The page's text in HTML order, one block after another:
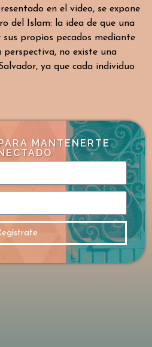
en el video, se expone
del Islam: la idea de que una
propios pecados mediante
perspectiva, no existe una
ya que cada individuo
MANTENERTE